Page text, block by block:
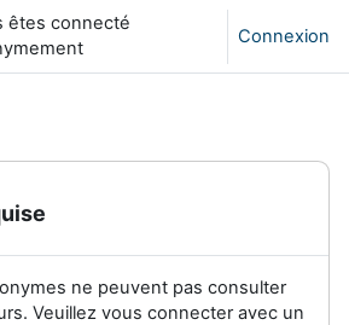
êtes connecté
Connexion
ne peuvent pas consulter
Veuillez vous connecter avec un